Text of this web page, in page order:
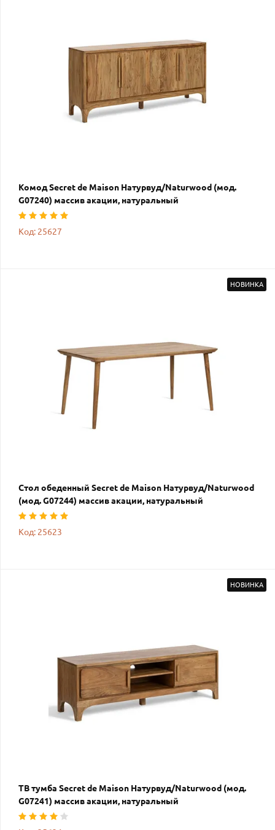
Комод Secret de Maison Натурвуд/Naturwood (мод.
G07240) массив акации, натуральный
Код: 25627
НОВИНКА
Стол обеденный Secret de Maison Натурвуд/Naturwood
(мод. G07244) массив акации, натуральный
Код: 25623
НОВИНКА
ТВ тумба Secret de Maison Натурвуд/Naturwood (мод.
G07241) массив акации, натуральный